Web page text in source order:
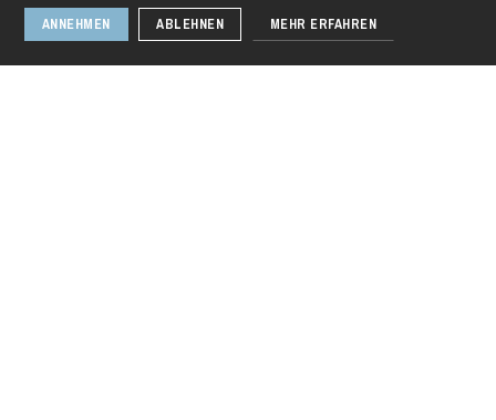
ANNEHMEN ABLEHNEN MEHR ERFAHREN
24März 30Apr. 2023